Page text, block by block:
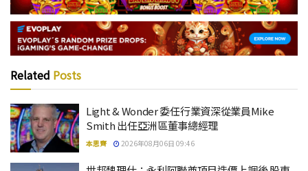
Related Posts
Light & Wonder 委任行業資深從業員Mike
Smith 出任亞洲區董事總經理
本思齊 2026年08月06日 09:46